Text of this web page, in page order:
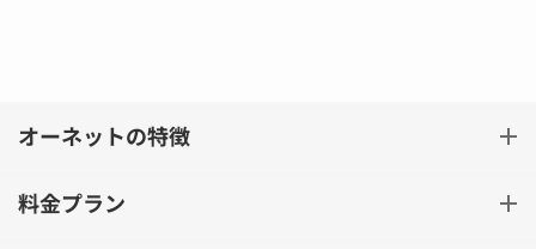
オーネットの特徴
料金プラン